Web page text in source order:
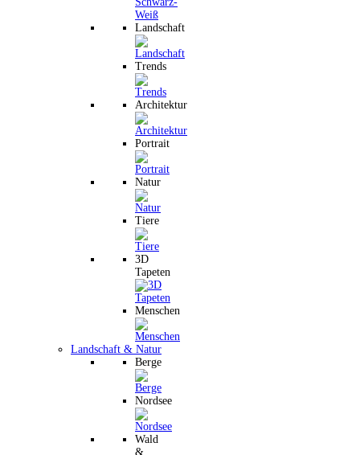
Landschaft
Trends
Architektur
Portrait
Natur
Tiere
3D
Tapeten
Menschen
Landschaft & Natur
Berge
Nordsee
Wald
&